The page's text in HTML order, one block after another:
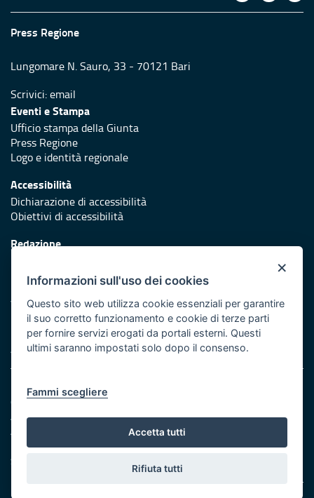
Press Regione
Lungomare N. Sauro, 33 - 70121 Bari
Scrivici:email
Eventi e Stampa
Ufficio stampa della Giunta
Press Regione
Logo e identità regionale
Accessibilità
Dichiarazione di accessibilità
Obiettivi di accessibilità
Redazione
Protezione civile
Vai al sito di Protezione Civile Puglia
Iniziativa finanziata con risorse del POR Puglia 2014/2020 -
Asse XI
Note legali
Cookie e privacy
Amministrazione trasparente
Atti di notifica
Feed RSS
Servizi Intranet
×
Informazioni sull'uso dei cookies
Questo sito web utilizza cookie essenziali per garantire
il suo corretto funzionamento e cookie di terze parti
per fornire servizi erogati da portali esterni. Questi
ultimi saranno impostati solo dopo il consenso.
Fammi scegliere
Accetta tutti
Rifiuta tutti